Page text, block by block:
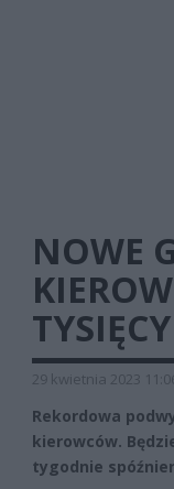
NOWE
29 kwietnia 2023
Rekordowa
kierowców.
tygodnie